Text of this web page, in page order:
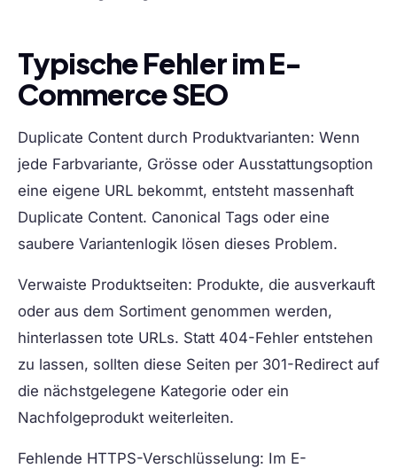
Typische Fehler im E-
Commerce SEO
Duplicate Content durch Produktvarianten: Wenn
jede Farbvariante, Grösse oder Ausstattungsoption
eine eigene URL bekommt, entsteht massenhaft
Duplicate Content. Canonical Tags oder eine
saubere Variantenlogik lösen dieses Problem.
Verwaiste Produktseiten: Produkte, die ausverkauft
oder aus dem Sortiment genommen werden,
hinterlassen tote URLs. Statt 404-Fehler entstehen
zu lassen, sollten diese Seiten per 301-Redirect auf
die nächstgelegene Kategorie oder ein
Nachfolgeprodukt weiterleiten.
Fehlende HTTPS-Verschlüsselung: Im E-